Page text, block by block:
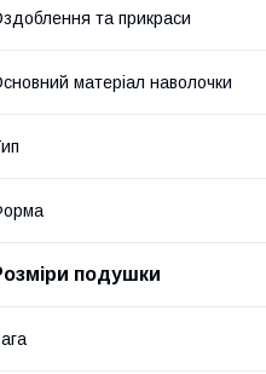
та прикраси
матеріал наволочки
подушки